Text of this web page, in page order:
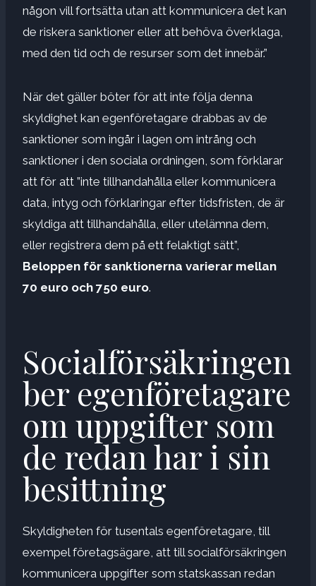
någon vill fortsätta utan att kommunicera det kan
de riskera sanktioner eller att behöva överklaga,
med den tid och de resurser som det innebär.”
När det gäller böter för att inte följa denna
skyldighet kan egenföretagare drabbas av de
sanktioner som ingår i lagen om intrång och
sanktioner i den sociala ordningen, som förklarar
att för att ”inte tillhandahålla eller kommunicera
data, intyg och förklaringar efter tidsfristen, de är
skyldiga att tillhandahålla, eller utelämna dem,
eller registrera dem på ett felaktigt sätt”,
Beloppen för sanktionerna varierar mellan
70 euro och 750 euro.
Socialförsäkringen
ber egenföretagare
om uppgifter som
de redan har i sin
besittning
Skyldigheten för tusentals egenföretagare, till
exempel företagsägare, att till socialförsäkringen
kommunicera uppgifter som statskassan redan